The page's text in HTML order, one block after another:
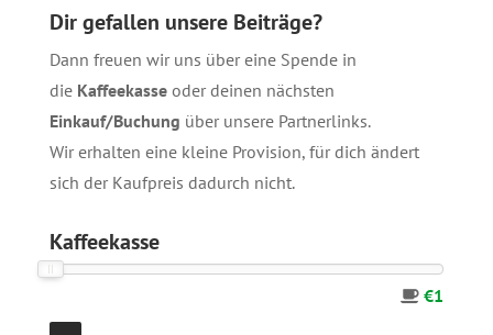
Dir gefallen unsere Beiträge?
Dann freuen wir uns über eine Spende in
die Kaffeekasseoder deinen nächsten
Einkauf/Buchung über unsere Partnerlinks.
Wir erhalten eine kleine Provision, für dich ändert
sich der Kaufpreis dadurch nicht.
Kaffeekasse
€1